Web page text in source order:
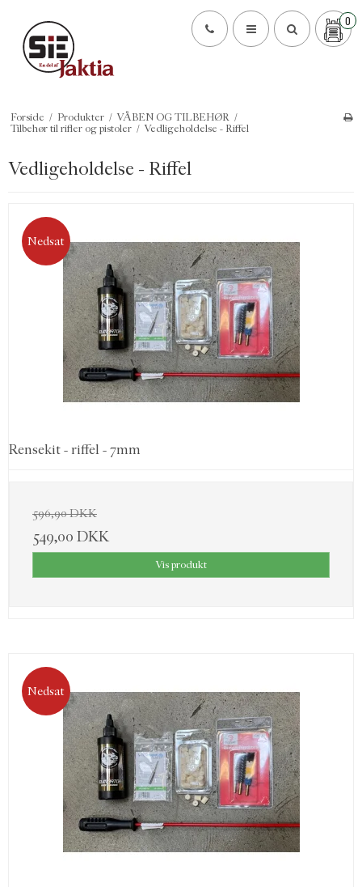
0
Forside / Produkter / VÅBEN OG TILBEHØR /
Tilbehør til rifler og pistoler / Vedligeholdelse - Riffel
Vedligeholdelse - Riffel
Nedsat
Rensekit - riffel - 7mm
596,90 DKK
549,00 DKK
Vis produkt
Nedsat